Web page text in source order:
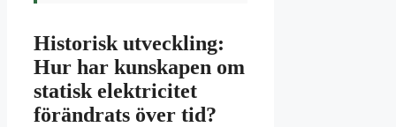
Historisk utveckling:
Hur har kunskapen om
statisk elektricitet
förändrats över tid?